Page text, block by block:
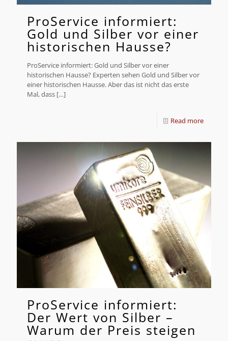
ProService informiert:
Gold und Silber vor einer
historischen Hausse?
ProService informiert: Gold und Silber vor einer
historischen Hausse? Experten sehen Gold und Silber vor
einer historischen Hausse. Aber das ist nicht das erste
Mal, dass […]
Read more
ProService informiert:
Der Wert von Silber –
Warum der Preis steigen